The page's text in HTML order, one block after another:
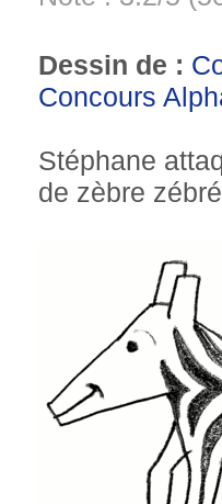
Dessin de :
Concours
Stéphane
de zèbre